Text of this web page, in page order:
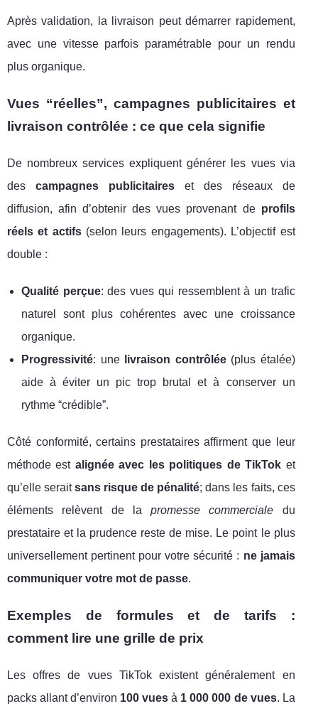
Après validation, la livraison peut démarrer rapidement,
avec une vitesse parfois paramétrable pour un rendu
plus organique.
Vues “réelles”, campagnes publicitaires et
livraison contrôlée : ce que cela signifie
De nombreux services expliquent générer les vues via
des campagnes publicitaireset des réseaux de
diffusion, afin d’obtenir des vues provenant de profils
réels et actifs(selon leurs engagements). L’objectif est
double :
Qualité perçue: des vues qui ressemblent à un trafic
naturel sont plus cohérentes avec une croissance
organique.
Progressivité: une livraison contrôlée(plus étalée)
aide à éviter un pic trop brutal et à conserver un
rythme “crédible”.
Côté conformité, certains prestataires affirment que leur
méthode est alignée avec les politiques de TikTok et
qu’elle seraitsans risque de pénalité; dans les faits, ces
éléments relèvent de lapromesse commerciale du
prestataire et la prudence reste de mise. Le point le plus
universellement pertinent pour votre sécurité : ne jamais
communiquer votre mot de passe.
Exemples de formules et de tarifs :
comment lire une grille de prix
Les offres de vues TikTok existent généralement en
packs allant d’environ 100 vues à 1 000 000 de vues. La